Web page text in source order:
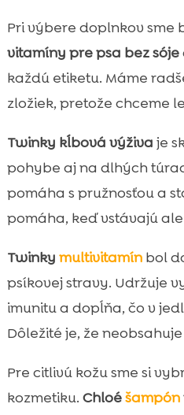
Pri výbere doplnkov sme
vitamíny pre psa bez sóje
každú etiketu. Máme
zložiek, pretože chceme
Twinky kĺbová výživa je
pohybe aj na dlhých
pomáha s pružnosťou a
pomáha, keď vstávajú
Twinky multivitamínbol
psíkovej stravy. Udržuje
imunitu a dopĺňa, čo v
Dôležité je, že neobsahuje
Pre citlivú kožu sme si
kozmetiku. Chloéšampón